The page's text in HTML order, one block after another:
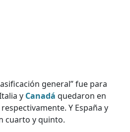
general” fue para
y Canadá quedaron en
Y España y
cuarto y quinto.